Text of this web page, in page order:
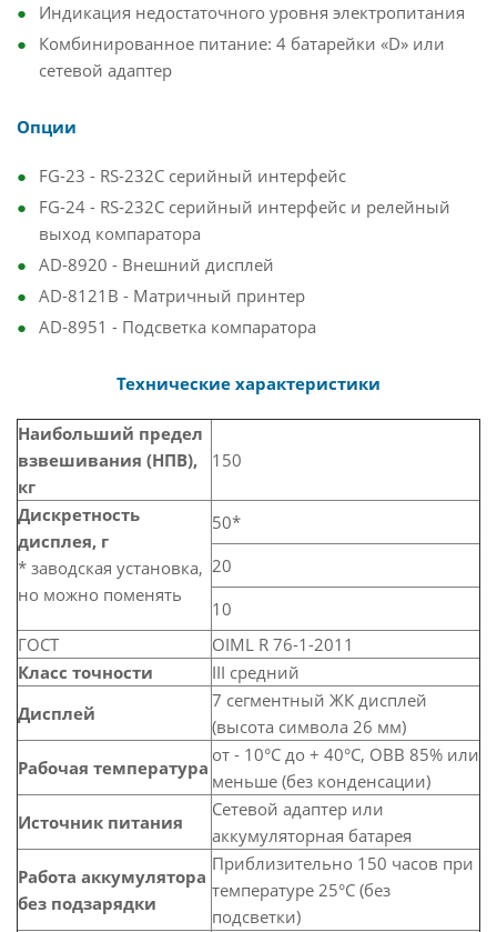
Индикация недостаточного уровня электропитания
Комбинированное питание: 4 батарейки «D» или
сетевой адаптер
Опции
FG-23 - RS-232C серийный интерфейс
FG-24 - RS-232C серийный интерфейс и релейный
выход компаратора
AD-8920 - Внешний дисплей
AD-8121В - Матричный принтер
AD-8951 - Подсветка компаратора
Технические характеристики
Наибольший предел
взвешивания (НПВ),
кг
150
Дискретность
дисплея, г
* заводская установка,
но можно поменять
50*
20
10
ГОСТ
OIML R 76-1-2011
Класс точности
III средний
Дисплей
7 сегментный ЖК дисплей
(высота символа 26 мм)
Рабочая температура
от - 10°C до + 40°C, ОВВ 85% или
меньше (без конденсации)
Источник питания
Сетевой адаптер или
аккумуляторная батарея
Работа аккумулятора
без подзарядки
Приблизительно 150 часов при
температуре 25°C (без
подсветки)